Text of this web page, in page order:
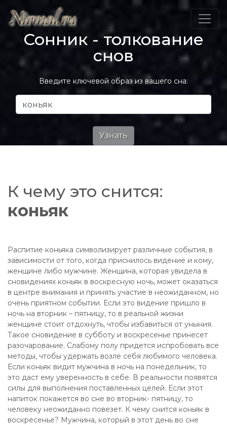
Сонник - толкование
снов
Введите ключевой образ из вашего сна:
К чему это снится:
коньяк
Распитие коньяка символизирует различные события, в
зависимости от того, когда приснилось видение и кому,
женщине либо мужчине. Женщина, которая увидела в
сновидениях коньяк в воскресную ночь, может оказаться
в центре внимания и принять участие в неожиданном, но
очень приятном событии. Если это видение пришло в
ночь на вторник – пятницу, то в реальной жизни
женщине стоит отдохнуть, чтобы избавиться от уныния.
Такое сновидение в субботу и воскресенье принесет
разочарование. Слабому полу придется испробовать все
методы, чтобы удержать возле себя любимого человека.
Если коньяк видит мужчина в ночь на понедельник, то
это даст ему уверенность в себе. В реальности появятся
силы для выполнения поставленных целей. Если этот
напиток покажется во сне во вторник- пятницу, то
человеку неожиданно повезет. К чему снится коньяк в
воскресенье? Мужчина, который в этот день во сне